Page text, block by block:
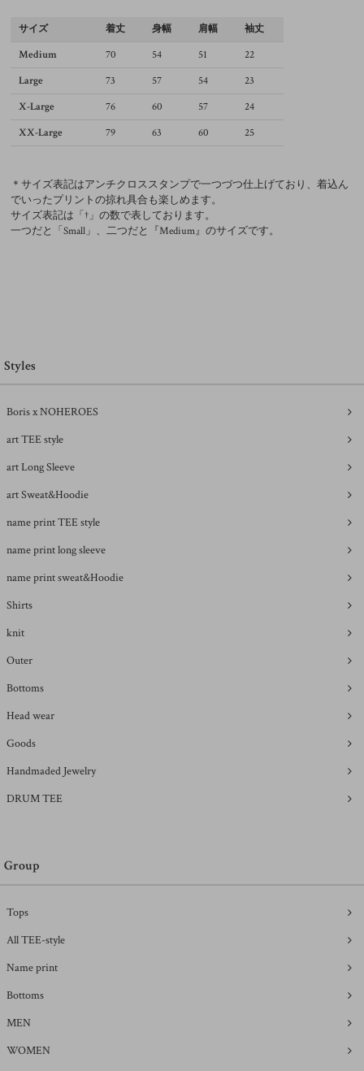
サイズ 着丈 身幅 肩幅 袖丈
Medium 70 54 51
22
Large
73 57 54
23
X-Large
76 60 57
24
XX-Large
79 63 60 25
＊サイズ表記はアンチクロススタンプで一つづつ仕上げており、着込ん
でいったプリントの掠れ具合も楽しめます。
サイズ表記は「†」の数で表しております。
一つだと「Small」、二つだと『Medium』のサイズです。
Styles
Boris x NOHEROES
art TEE style
art Long Sleeve
art Sweat&Hoodie
name print TEE style
name print long sleeve
name print sweat&Hoodie
Shirts
knit
Outer
Bottoms
Head wear
Goods
Handmaded Jewelry
DRUM TEE
Group
Tops
All TEE-style
Name print
Bottoms
MEN
WOMEN